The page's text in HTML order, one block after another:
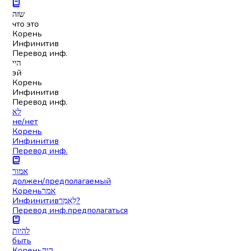
שזה
что это
Корень
Инфинитив
Перевод инф.
היי
эй
Корень
Инфинитив
Перевод инф.
לא
не/нет
Корень
Инфинитив
Перевод инф.
אמור
должен/предполагаемый
Кореньאמר
Инфинитив
לֵאָמֵר?
Перевод инф.предполагаться
להיות
быть